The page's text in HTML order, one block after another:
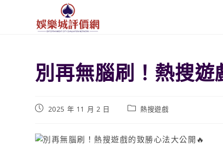
別再無腦刷！熱搜
2025 年 11 月 2 日 熱搜遊戲